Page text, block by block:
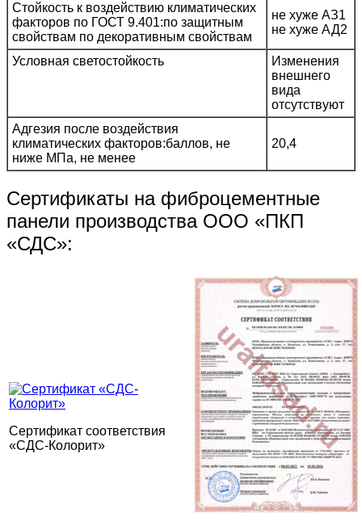
Стойкость к воздействию климатических
факторов по ГОСТ 9.401:по защитным
свойствам по декоративным свойствам
не хуже АЗ1
не хуже АД2
Условная светостойкость
Изменения
внешнего
вида
отсутствуют
Адгезия после воздействия
климатических факторов:баллов, не
ниже МПа, не менее
20,4
Сертификаты на фиброцементные
панели производства ООО «ПКП
«СДС»:
Сертификат соответствия
«СДС-Колорит»